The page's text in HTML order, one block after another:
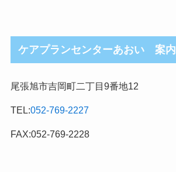
ケアプランセンターあおい 案内
尾張旭市吉岡町二丁目9番地12
TEL:052-769-2227
FAX:052-769-2228